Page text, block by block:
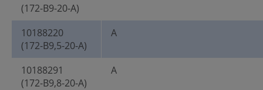
(172-B9-20-A)
10188220
(172-B9,5-20-A)
A
10188291
(172-B9,8-20-A)
A